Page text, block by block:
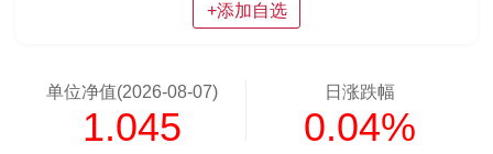
+添加自选
单位净值(2026-08-07)
1.045
日涨跌幅
0.04%